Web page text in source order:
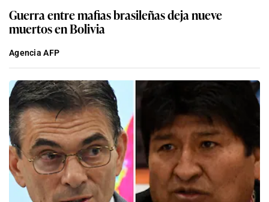
Guerra entre mafias brasileñas deja nueve
muertos en Bolivia
Agencia AFP